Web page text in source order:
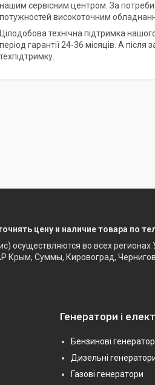
нашим сервісним центром. За потреби
потужностей високоточним
Цілодобова технічна підтримка
період гарантії 24-36 місяців. А
техпідтримку.
цену и наличие товара по
осуществляются во всех
Крым, Суммы, Кировоград,
Генератори і
Бензинові
Дизельні
Газові генератори